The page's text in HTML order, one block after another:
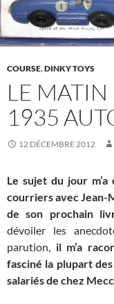
COURSE,DINKY TOYS
LE
1935
12 DÉCEMBRE 2012
Le sujet du jour
courriers avec Jean-
de son prochain
dévoiler les
parution, il m’a
fasciné la plupart
salariés de chez